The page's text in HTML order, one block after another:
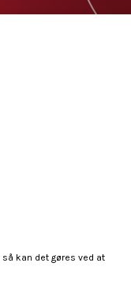
så kan det gøres ved at